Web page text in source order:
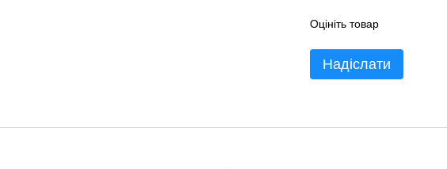
Оцініть товар
Надіслати